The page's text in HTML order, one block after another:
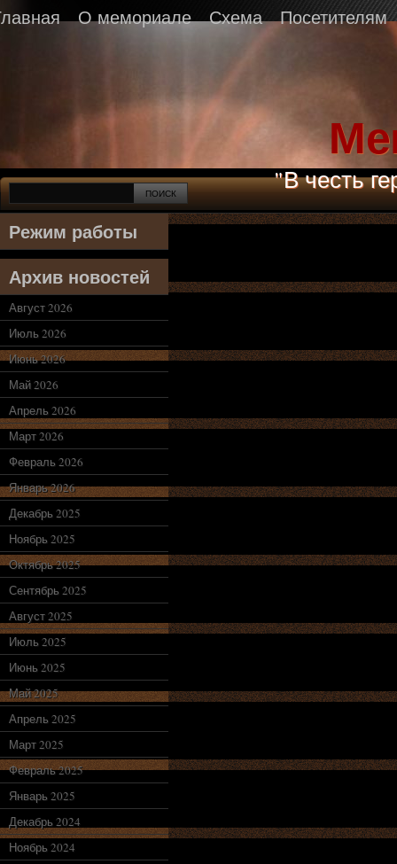
О мемориале Схема Посетителям
"В честь
Режим работы
Архив новостей
Август 2026
Июль 2026
Июнь 2026
Май 2026
Апрель 2026
Март 2026
Февраль 2026
Январь 2026
Декабрь 2025
Ноябрь 2025
Октябрь 2025
Сентябрь 2025
Август 2025
Июль 2025
Июнь 2025
Май 2025
Апрель 2025
Март 2025
Февраль 2025
Январь 2025
Декабрь 2024
Ноябрь 2024